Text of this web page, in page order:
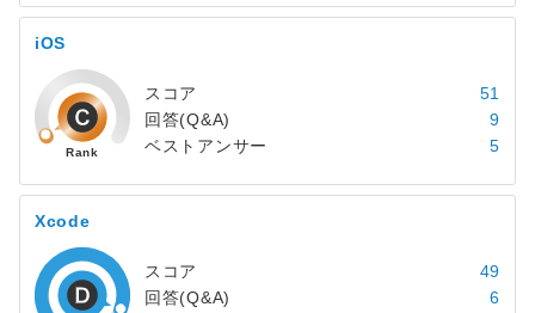
iOS
スコア
51
回答(Q&A)
9
ベストアンサー
5
Xcode
スコア
49
回答(Q&A)
6